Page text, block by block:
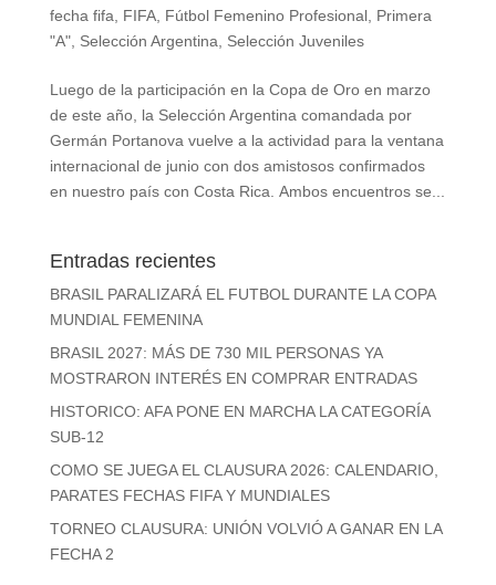
fecha fifa
FIFA, Fútbol Femenino Profesional, Primera
"A", Selección Argentina Selección Juveniles
Luego de la participación en la Copa de Oro en marzo
de este año, la Selección Argentina comandada por
Germán Portanova vuelve a la actividad para la ventana
internacional de junio con dos amistosos confirmados
en nuestro país con Costa Rica. Ambos encuentros se...
Entradas recientes
BRASIL PARALIZARÁ EL FUTBOL DURANTE LA COPA
MUNDIAL FEMENINA
BRASIL 2027: MÁS DE 730 MIL PERSONAS YA
MOSTRARON INTERÉS EN COMPRAR ENTRADAS
HISTORICO: AFA PONE EN MARCHA LA CATEGORÍA
SUB-12
COMO SE JUEGA EL CLAUSURA 2026: CALENDARIO,
PARATES FECHAS FIFA Y MUNDIALES
TORNEO CLAUSURA: UNIÓN VOLVIÓ A GANAR EN LA
FECHA 2